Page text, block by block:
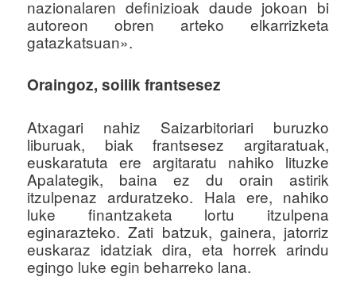
nazionalaren definizioak daude jokoan bi
autoreon obren arteko elkarrizketa
gatazkatsuan».
Oraingoz, soilik frantsesez
Atxagari nahiz Saizarbitoriari buruzko
liburuak, biak frantsesez argitaratuak,
euskaratuta ere argitaratu nahiko lituzke
Apalategik, baina ez du orain astirik
itzulpenaz arduratzeko. Hala ere, nahiko
luke finantzaketa lortu itzulpena
eginarazteko. Zati batzuk, gainera, jatorriz
euskaraz idatziak dira, eta horrek arindu
egingo luke egin beharreko lana.